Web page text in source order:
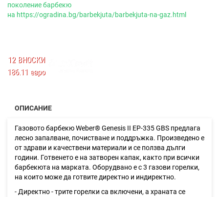
поколение барбекю
на https://ogradina.bg/barbekjuta/barbekjuta-na-gaz.html
12 ВНОСКИ
186.11 евро
ОПИСАНИЕ
Газовото барбекю Weber® Genesis II EP-335 GBS предлага
лесно запалване, почистване и поддръжка. Произведено е
от здрави и качествени материали и се ползва дълги
години. Готвенето е на затворен капак, както при всички
барбекюта на марката. Оборудвано е с 3 газови горелки,
на които може да готвите директно и индиректно.
- Директно - трите горелки са включени, а храната се